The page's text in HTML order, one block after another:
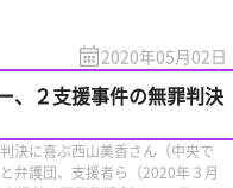
2020年05月02日
、２支援事件の無罪判決
決に喜ぶ西山美香さん（中央で
弁護団、支援者ら（2020年３月